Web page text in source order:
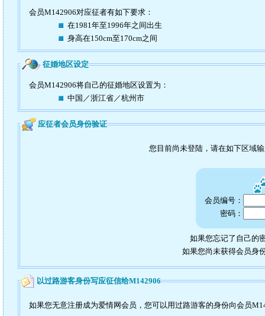
会员M142906对应征者有如下要求：
在1981年至1996年之间出生
身高在150cm至170cm之间
征婚地区设定
会员M142906将自己的征婚地区设置为：
中国／浙江省／杭州市
应征者会员身份验证
您目前尚未登陆，请在如下区域
会员编号：
密码：
如果您忘记了自己的
如果您尚未获得会员身
以过路游客身份写应征信给M142906
如果您无意注册成为爱情网会员，您可以用过路游客的身份向会员